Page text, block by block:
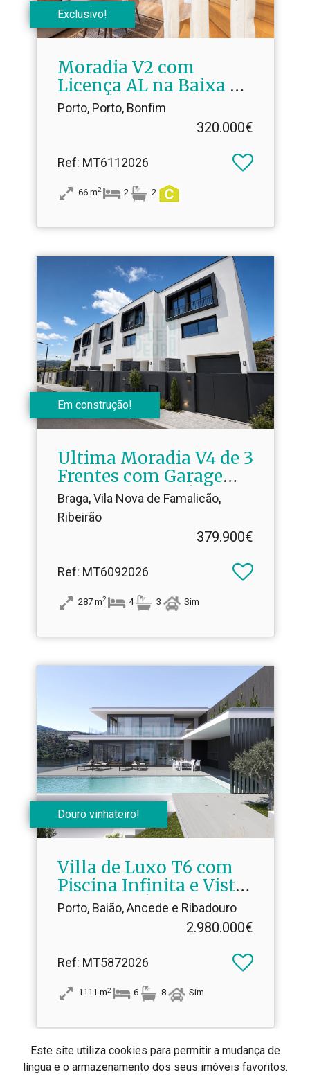
Este site utiliza cookies para permitir a mudança de
língua e o armazenamento dos seus imóveis favoritos.
Exclusivo!
Moradia V2 com
Licença AL na Baixa do
Porto | Mobilada e em
Funcionamento
Porto, Porto, Bonfim
320.000€
Ref: MT6112026
66 m2 2 2
Em construção!
Última Moradia V4 de 3
Frentes com Garagem
para 3 Viaturas | Vila
Nova de Famalicão
Braga, Vila Nova de Famalicão,
Ribeirão
379.900€
Ref: MT6092026
287 m2 4 3 Sim
Douro vinhateiro!
Villa de Luxo T6 com
Piscina Infinita e Vista
Rio Douro | Conclusão
Porto, Baião, Ancede e Ribadouro
2.980.000€
Ref: MT5872026
1111 m2 6 8 Sim